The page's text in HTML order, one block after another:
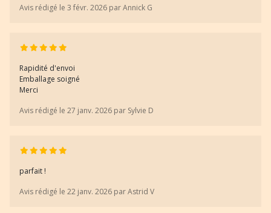
Avis rédigé le 3 févr. 2026 par Annick G
Rapidité d'envoi
Emballage soigné
Merci
Avis rédigé le 27 janv. 2026 par Sylvie D
parfait !
Avis rédigé le 22 janv. 2026 par Astrid V